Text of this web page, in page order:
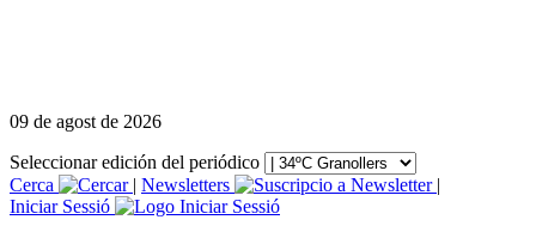
09 de agost de 2026
Seleccionar edición del periódico
Cerca
| Newsletters
|
Iniciar Sessió